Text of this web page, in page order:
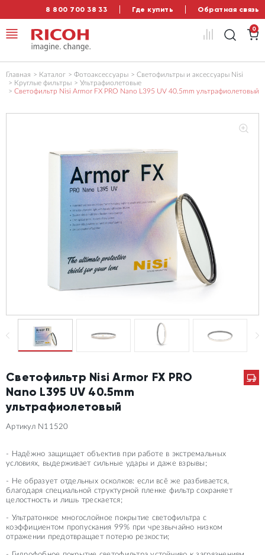
8 800 700 38 33 Где купить Обратная связь
0
Главная Каталог Фотоаксессуары
Светофильтры и аксессуары Nisi
Круглые фильтры
Ультрафиолетовые
Светофильтр Nisi Armor FX PRO Nano L395 UV 40.5mm ультрафиолетовый
Светофильтр Nisi Armor FX PRO
Nano L395 UV 40.5mm
ультрафиолетовый
Артикул N11520
- Надёжно защищает объектив при работе в экстремальных
условиях, выдерживает сильные удары и даже взрывы;
- Не образует отдельных осколков: если всё же разбивается,
благодаря специальной структурной пленке фильтр сохраняет
целостность и лишь трескается;
- Ультратонкое многослойное покрытие светофильтра с
коэффициентом пропускания 99% при чрезвычайно низком
отражении предотвращает потерю резкости;